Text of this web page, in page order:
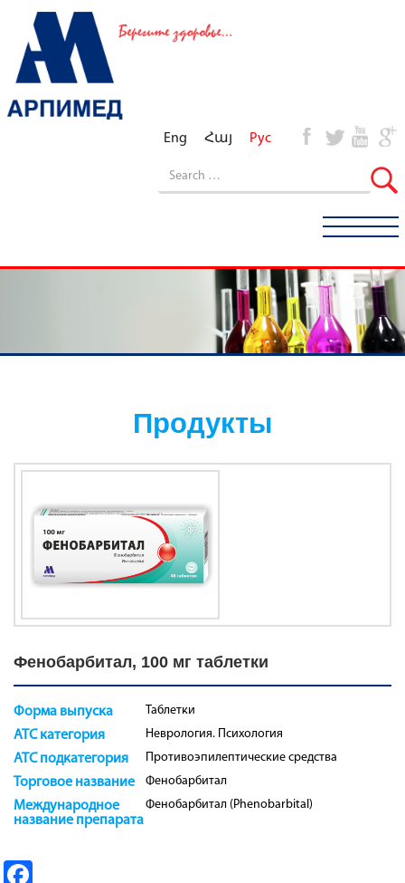
Eng Հայ Рус
Продукты
Фенобарбитал, 100 мг таблетки
Форма выпуска Таблетки
ATC категория Неврология. Психология
ATC подкатегория Противоэпилептические средства
Торговое название Фенобарбитал
Международное
название препарата
Фенобарбитал (Phenobarbital)